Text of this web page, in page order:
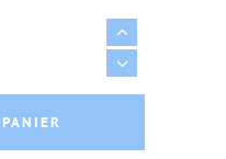
NAPPE DE